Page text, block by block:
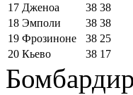
17 Дженоа 38 38
18 Эмполи 38 38
19 Фрозиноне 38 25
20 Кьево 38 17